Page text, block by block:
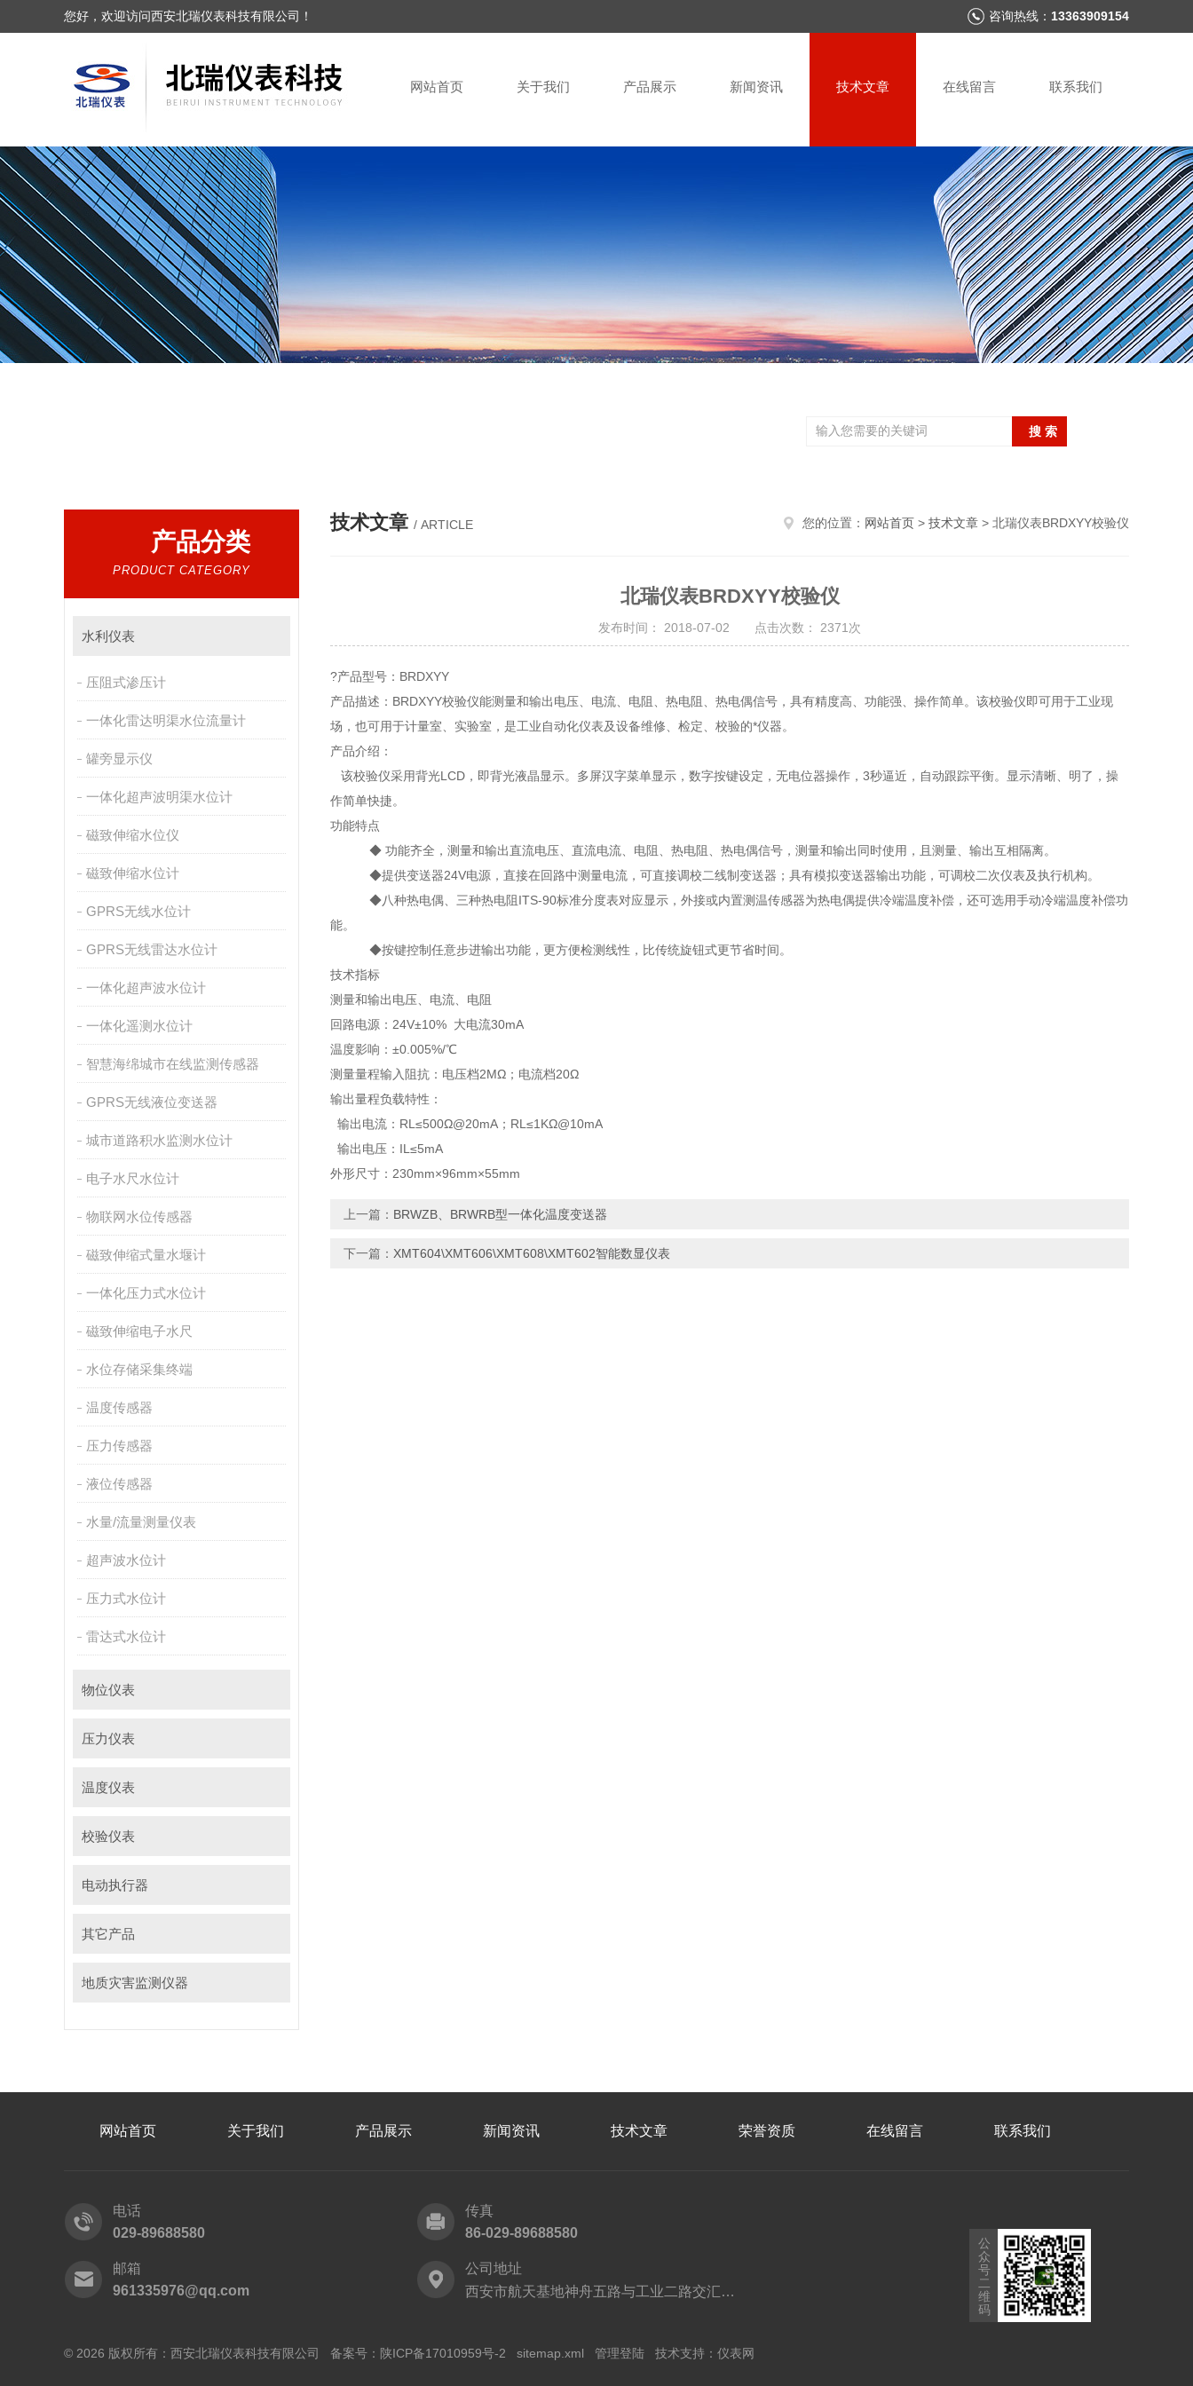
您好，欢迎访问西安北瑞仪表科技有限公司！ 咨询热线： 13363909154
网站首页 关于我们 产品展示 新闻资讯 技术文章 在线留言 联系我们
产品分类
PRODUCT CATEGORY
水利仪表
压阻式渗压计
一体化雷达明渠水位流量计
罐旁显示仪
一体化超声波明渠水位计
磁致伸缩水位仪
磁致伸缩水位计
GPRS无线水位计
GPRS无线雷达水位计
一体化超声波水位计
一体化遥测水位计
智慧海绵城市在线监测传感器
GPRS无线液位变送器
城市道路积水监测水位计
电子水尺水位计
物联网水位传感器
磁致伸缩式量水堰计
一体化压力式水位计
磁致伸缩电子水尺
水位存储采集终端
温度传感器
压力传感器
液位传感器
水量/流量测量仪表
超声波水位计
压力式水位计
雷达式水位计
物位仪表
压力仪表
温度仪表
校验仪表
电动执行器
其它产品
地质灾害监测仪器
技术文章 / ARTICLE 您的位置： 网站首页 > 技术文章 > 北瑞仪表BRDXYY校验仪
北瑞仪表BRDXYY校验仪
发布时间： 2018-07-02 点击次数： 2371次
?产品型号：BRDXYY
产品描述：BRDXYY校验仪能测量和输出电压、电流、电阻、热电阻、热电偶信号，具有精度高、功能强、操作简单。该校验仪即可用于工业现
场，也可用于计量室、实验室，是工业自动化仪表及设备维修、检定、校验的*仪器。
产品介绍：
该校验仪采用背光LCD，即背光液晶显示。多屏汉字菜单显示，数字按键设定，无电位器操作，3秒逼近，自动跟踪平衡。显示清晰、明了，操
作简单快捷。
功能特点
◆ 功能齐全，测量和输出直流电压、直流电流、电阻、热电阻、热电偶信号，测量和输出同时使用，且测量、输出互相隔离。
◆提供变送器24V电源，直接在回路中测量电流，可直接调校二线制变送器；具有模拟变送器输出功能，可调校二次仪表及执行机构。
◆八种热电偶、三种热电阻ITS-90标准分度表对应显示，外接或内置测温传感器为热电偶提供冷端温度补偿，还可选用手动冷端温度补偿功
能。
◆按键控制任意步进输出功能，更方便检测线性，比传统旋钮式更节省时间。
技术指标
测量和输出电压、电流、电阻
回路电源：24V±10% 大电流30mA
温度影响：±0.005%/℃
测量量程输入阻抗：电压档2MΩ；电流档20Ω
输出量程负载特性：
输出电流：RL≤500Ω@20mA；RL≤1KΩ@10mA
输出电压：IL≤5mA
外形尺寸：230mm×96mm×55mm
上一篇： BRWZB、BRWRB型一体化温度变送器
下一篇： XMT604\XMT606\XMT608\XMT602智能数显仪表
网站首页 关于我们 产品展示 新闻资讯 技术文章 荣誉资质 在线留言 联系我们
电话
029-89688580
传真
86-029-89688580
邮箱
961335976@qq.com
公司地址
西安市航天基地神舟五路与工业二路交汇处西安建工科技创业基地
© 2026 版权所有：西安北瑞仪表科技有限公司 备案号： 陕ICP备17010959号-2 sitemap.xml 管理登陆 技术支持： 仪表网
公
众
号
二
维
码